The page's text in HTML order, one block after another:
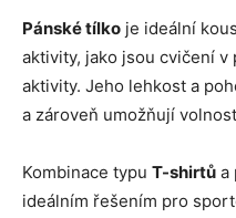
Pánské tílko je ideální
aktivity, jako jsou cvičení
aktivity. Jeho lehkost a
a zároveň umožňují
Kombinace typu T-shirtů a
ideálním řešením pro